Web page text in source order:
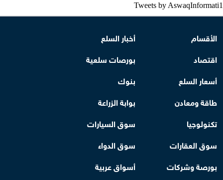
Tweets by AswaqInformati1
الأقسام
أخبار السلع
اقتصاد
بورصات سلعية
أسعار السلع
بنوك
طاقة ومعادن
بوابة الزراعة
تكنولوجيا
سوق السيارات
سوق العقارات
سوق الدواء
بورصة وشركات
أسواق عربية